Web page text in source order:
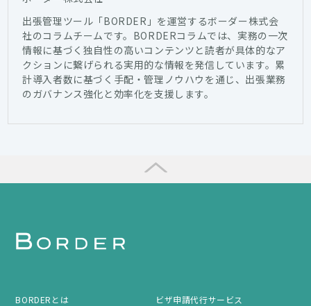
出張管理ツール「BORDER」を運営するボーダー株式会
社のコラムチームです。BORDERコラムでは、実務の一次
情報に基づく独自性の高いコンテンツと読者が具体的なア
クションに繋げられる実用的な情報を発信しています。累
計導入者数に基づく手配・管理ノウハウを通じ、出張業務
のガバナンス強化と効率化を支援します。
BORDERとは ビザ申請代行サービス